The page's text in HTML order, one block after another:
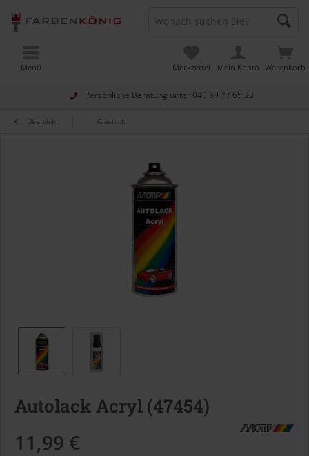
Persönliche Beratung unter 040 60 77 65 23
Warenkorb
Merkzettel Mein Konto
Menü
Übersicht Glaslack
Autolack Acryl (47454)
11,99 €